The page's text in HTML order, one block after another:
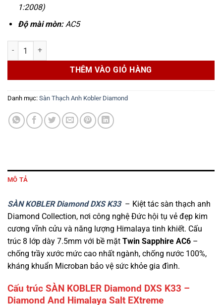
1:2008)
Độ mài mòn:AC5
Sàn Kobler Diamond DXS K33 số lượng
THÊM VÀO GIỎ HÀNG
Danh mục: Sàn Thạch Anh Kobler Diamond
MÔ TẢ
SÀN KOBLER Diamond DXS K33 – Kiệt tác sàn thạch anh
Diamond Collection, nơi công nghệ Đức hội tụ vẻ đẹp kim
cương vĩnh cửu và năng lượng Himalaya tinh khiết. Cấu
trúc 8 lớp dày 7.5mm với bề mặt Twin Sapphire AC6 –
chống trầy xước mức cao nhất ngành, chống nước 100%,
kháng khuẩn Microban bảo vệ sức khỏe gia đình.
Cấu trúc SÀN KOBLER Diamond DXS K33 –
Diamond And Himalaya Salt EXtreme